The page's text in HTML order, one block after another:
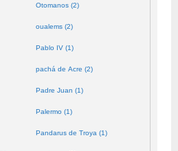
Otomanos (2)
oualems (2)
Pablo IV (1)
pachá de Acre (2)
Padre Juan (1)
Palermo (1)
Pandarus de Troya (1)